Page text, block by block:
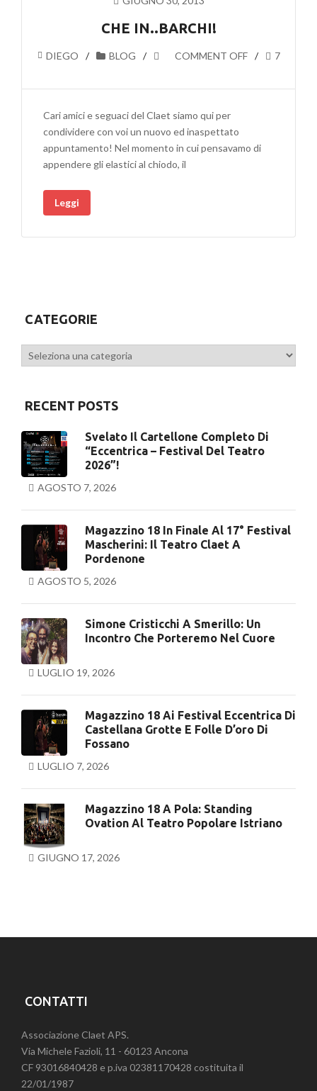
CHE IN..BARCHI!
DIEGO BLOG COMMENT OFF 7
Cari amici e seguaci del Claet siamo qui per
condividere con voi un nuovo ed inaspettato
appuntamento! Nel momento in cui pensavamo di
appendere gli elastici al chiodo, il
Leggi
CATEGORIE
Categorie
RECENT POSTS
Svelato Il Cartellone Completo Di
“Eccentrica – Festival Del Teatro
2026”!
AGOSTO 7, 2026
Magazzino 18 In Finale Al 17° Festival
Mascherini: Il Teatro Claet A
Pordenone
AGOSTO 5, 2026
Simone Cristicchi A Smerillo: Un
Incontro Che Porteremo Nel Cuore
LUGLIO 19, 2026
Magazzino 18 Ai Festival Eccentrica Di
Castellana Grotte E Folle D’oro Di
Fossano
LUGLIO 7, 2026
Magazzino 18 A Pola: Standing
Ovation Al Teatro Popolare Istriano
GIUGNO 17, 2026
CONTATTI
Associazione Claet APS.
Via Michele Fazioli, 11 - 60123 Ancona
CF 93016840428 e p.iva 02381170428 costituita il
22/01/1987